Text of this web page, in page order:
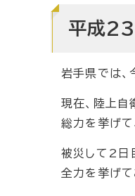
平成
岩手県では、
現在、陸上自
総力を挙げて
被災して2日
全力を挙げて